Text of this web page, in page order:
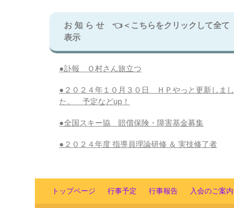
お 知 ら せ 👈＜こちらをクリックして全て
表示
●訃報 Ｏ村さん旅立つ
●２０２４年１０月３０日 ＨＰやっと更新しまし
た。 予定などup！
●全国スキー協 賠償保険・障害基金募集
●２０２４年度 指導員理論研修 ＆ 実技修了者
トップページ 行事予定 行事報告 入会のご案内